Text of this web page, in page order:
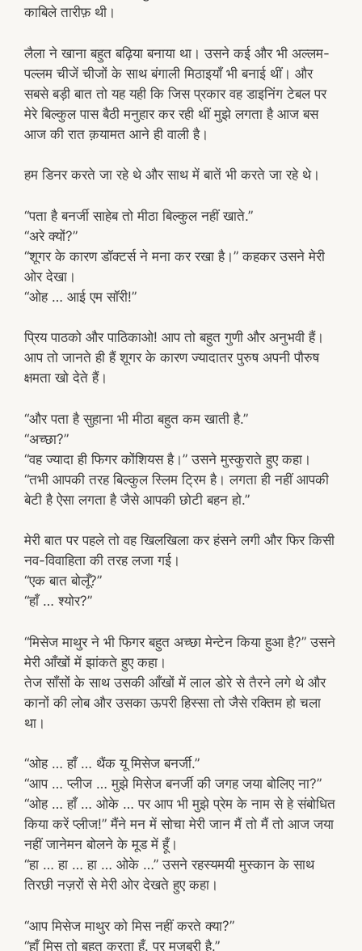
काबिले तारीफ़ थी।
लैला ने खाना बहुत बढ़िया बनाया था। उसने कई और भी अल्लम-
पल्लम चीजें चीजों के साथ बंगाली मिठाइयाँ भी बनाई थीं। और
सबसे बड़ी बात तो यह यही कि जिस प्रकार वह डाइनिंग टेबल पर
मेरे बिल्कुल पास बैठी मनुहार कर रही थीं मुझे लगता है आज बस
आज की रात क़यामत आने ही वाली है।
हम डिनर करते जा रहे थे और साथ में बातें भी करते जा रहे थे।
“पता है बनर्जी साहेब तो मीठा बिल्कुल नहीं खाते.”
“अरे क्यों?”
“शूगर के कारण डॉक्टर्स ने मना कर रखा है।” कहकर उसने मेरी
ओर देखा।
“ओह … आई एम सॉरी!”
प्रिय पाठको और पाठिकाओ! आप तो बहुत गुणी और अनुभवी हैं।
आप तो जानते ही हैं शूगर के कारण ज्यादातर पुरुष अपनी पौरुष
क्षमता खो देते हैं।
“और पता है सुहाना भी मीठा बहुत कम खाती है.”
“अच्छा?”
“वह ज्यादा ही फिगर कोंशियस है।” उसने मुस्कुराते हुए कहा।
“तभी आपकी तरह बिल्कुल स्लिम ट्रिम है। लगता ही नहीं आपकी
बेटी है ऐसा लगता है जैसे आपकी छोटी बहन हो.”
मेरी बात पर पहले तो वह खिलखिला कर हंसने लगी और फिर किसी
नव-विवाहिता की तरह लजा गई।
“एक बात बोलूँ?”
“हाँ … श्योर?”
“मिसेज माथुर ने भी फिगर बहुत अच्छा मेन्टेन किया हुआ है?” उसने
मेरी आँखों में झांकते हुए कहा।
तेज साँसों के साथ उसकी आँखों में लाल डोरे से तैरने लगे थे और
कानों की लोब और उसका ऊपरी हिस्सा तो जैसे रक्तिम हो चला
था।
“ओह … हाँ … थैंक यू मिसेज बनर्जी.”
“आप … प्लीज … मुझे मिसेज बनर्जी की जगह जया बोलिए ना?”
“ओह … हाँ … ओके … पर आप भी मुझे प्रेम के नाम से हे संबोधित
किया करें प्लीज!” मैंने मन में सोचा मेरी जान मैं तो मैं तो आज जया
नहीं जानेमन बोलने के मूड में हूँ।
“हा … हा … हा … ओके …” उसने रहस्यमयी मुस्कान के साथ
तिरछी नज़रों से मेरी ओर देखते हुए कहा।
“आप मिसेज माथुर को मिस नहीं करते क्या?”
“हाँ मिस तो बहुत करता हूँ. पर मजबूरी है.”